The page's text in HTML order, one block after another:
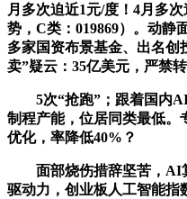
月多次迫近1元/度！4月多
势，C类：019869）。动静
多家国资布景基金、出名创
卖”疑云：35亿美元，严禁
5次“抢跑”；跟着国内AI
制程产能，位居同类最低。
优化，率降低40%？
面部烧伤措辞坚苦，AI
驱动力，创业板人工智能指